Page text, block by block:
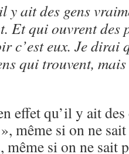
y ait des gens
Et qui ouvrent des
c’est eux. Je dirai
qui trouvent,
effet qu’il y ait
même si on ne
si on ne sait